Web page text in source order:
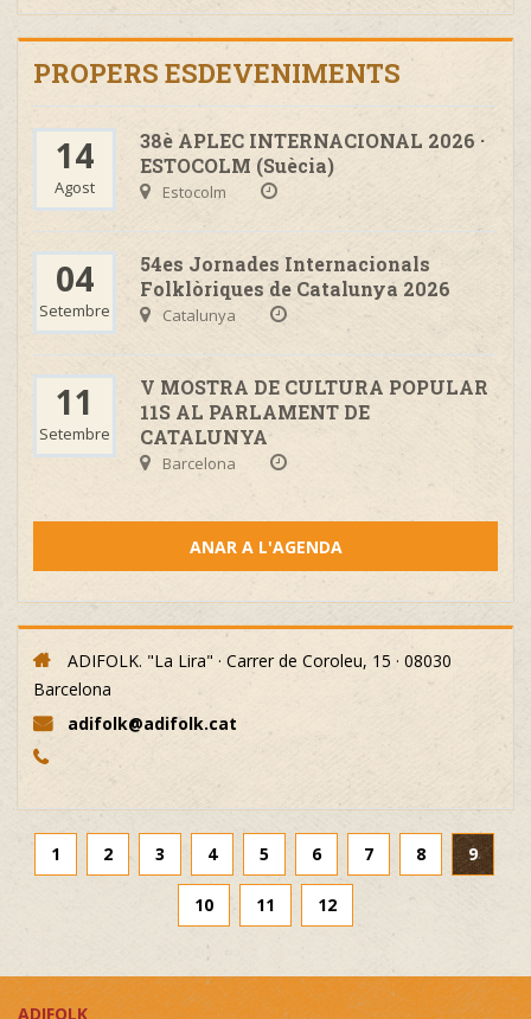
PROPERS ESDEVENIMENTS
14
Agost
38è APLEC INTERNACIONAL 2026 ·
ESTOCOLM (Suècia)
Estocolm
04
Setembre
54es Jornades Internacionals
Folklòriques de Catalunya 2026
Catalunya
11
Setembre
V MOSTRA DE CULTURA POPULAR
11S AL PARLAMENT DE
CATALUNYA
Barcelona
ANAR A L'AGENDA
ADIFOLK. "La Lira" · Carrer de Coroleu, 15 · 08030
Barcelona
adifolk@adifolk.cat
1 2 3 4 5 6 7 8 9
10 11 12
ADIFOLK